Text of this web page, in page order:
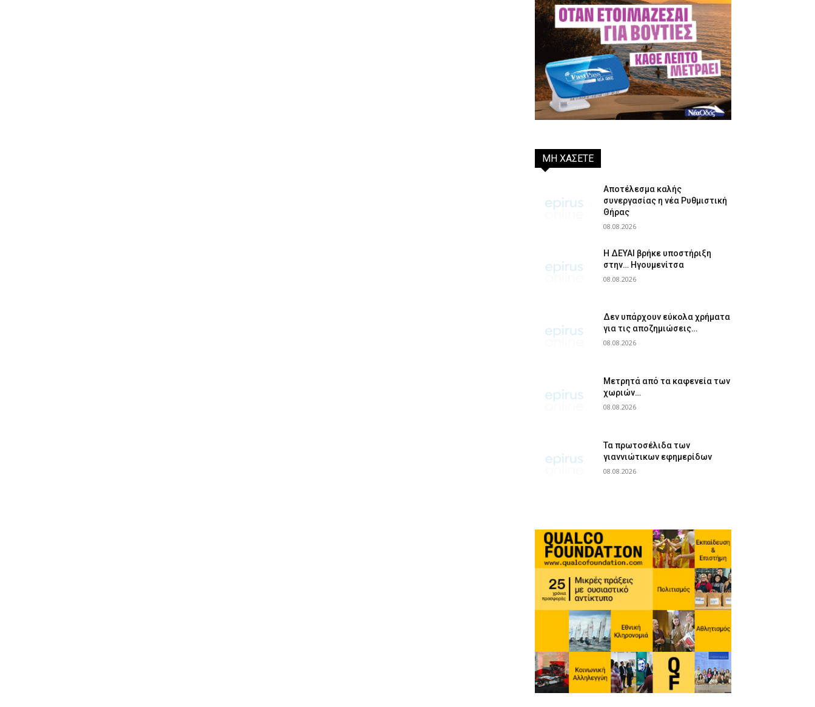
ΜΗ ΧΑΣΕΤΕ
Αποτέλεσμα καλής
συνεργασίας η νέα Ρυθμιστική
Θήρας
08.08.2026
Η ΔΕΥΑΙ βρήκε υποστήριξη
στην… Ηγουμενίτσα
08.08.2026
Δεν υπάρχουν εύκολα χρήματα
για τις αποζημιώσεις…
08.08.2026
Μετρητά από τα καφενεία των
χωριών…
08.08.2026
Τα πρωτοσέλιδα των
γιαννιώτικων εφημερίδων
08.08.2026